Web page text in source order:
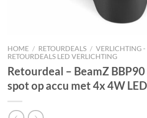
HOME / RETOURDEALS / VERLICHTING -
RETOURDEALS LED VERLICHTING
Retourdeal – BeamZ
spot op accu met 4x 4W